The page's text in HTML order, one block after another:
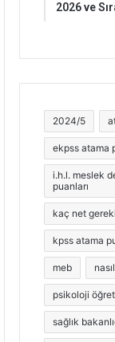
2026 ve
2024/5
ekpss atama
i.h.l. meslek
puanları
kaç net
kpss atama
meb
psikoloji
sağlık